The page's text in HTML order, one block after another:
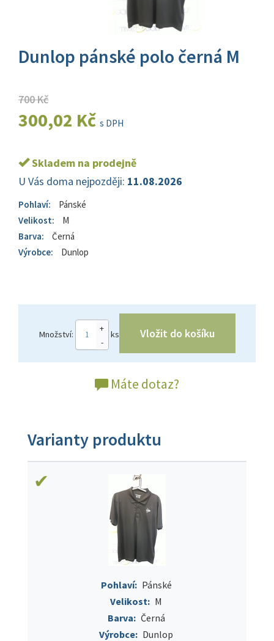
Dunlop pánské polo černá M
700 Kč
300,02 Kč s DPH
Skladem na prodejně
U Vás doma nejpozději: 11.08.2026
Pohlaví:
Pánské
Velikost:
M
Barva:
Černá
Výrobce:
Dunlop
Množství:
-
+
ks Vložit do košíku
Máte dotaz?
Varianty produktu
Pohlaví: Pánské
Velikost: M
Barva: Černá
Výrobce: Dunlop